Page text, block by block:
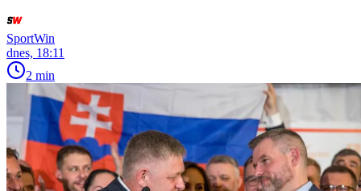
SportWin
dnes, 18:11
2 min